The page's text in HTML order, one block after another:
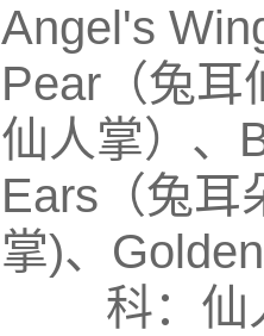
Angel's
Pear（兔耳
仙人掌）、
Ears（兔耳
掌)、
科：仙